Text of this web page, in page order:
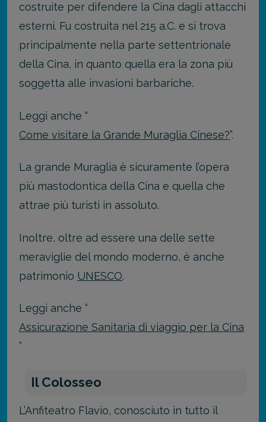
costruite per difendere la Cina dagli attacchi
esterni. Fu costruita nel 215 a.C. e si trova
principalmente nella parte settentrionale
della Cina, in quanto quella era la zona più
soggetta alle invasioni barbariche.
Leggi anche “
Come visitare la Grande Muraglia Cinese?”.
La grande Muraglia è sicuramente l’opera
più mastodontica della Cina e quella che
attrae più turisti in assoluto.
Inoltre, oltre ad essere una delle sette
meraviglie del mondo moderno, è anche
patrimonio UNESCO.
Leggi anche “
Assicurazione Sanitaria di viaggio per la Cina
”
Il Colosseo
L’Anfiteatro Flavio, conosciuto in tutto il